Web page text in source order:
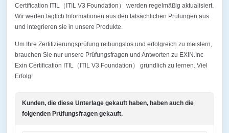
Certification ITIL（ITIL V3 Foundation） werden regelmäßig aktualisiert.
Wir werten täglich Informationen aus den tatsächlichen Prüfungen aus
und integrieren sie in unsere Produkte.
Um Ihre Zertifizierungsprüfung reibungslos und erfolgreich zu meistern,
brauchen Sie nur unsere Prüfungsfragen und Antworten zu EXIN.Inc
Exin Certification ITIL（ITIL V3 Foundation） gründlich zu lernen. Viel
Erfolg!
Kunden, die diese Unterlage gekauft haben, haben auch die
folgenden Prüfungsfragen gekauft.